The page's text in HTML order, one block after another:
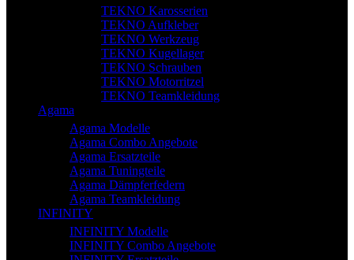
TEKNO Karosserien
TEKNO Aufkleber
TEKNO Werkzeug
TEKNO Kugellager
TEKNO Schrauben
TEKNO Motorritzel
TEKNO Teamkleidung
Agama
Agama Modelle
Agama Combo Angebote
Agama Ersatzteile
Agama Tuningteile
Agama Dämpferfedern
Agama Teamkleidung
INFINITY
INFINITY Modelle
INFINITY Combo Angebote